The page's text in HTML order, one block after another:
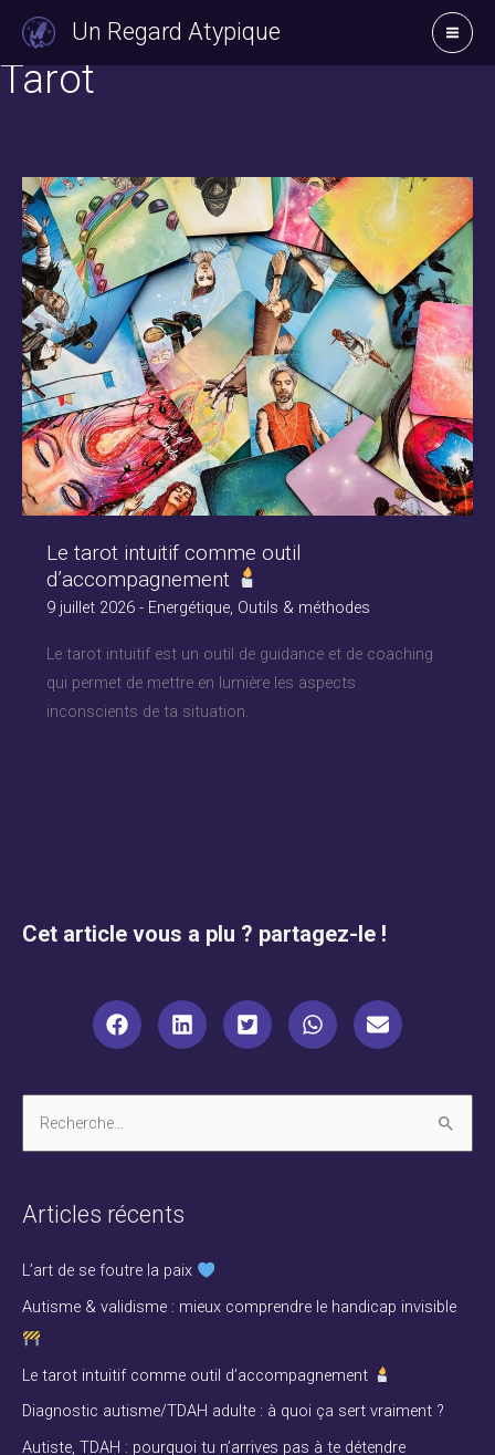
contenu
Un Regard Atypique
Tarot
Le tarot intuitif comme outil
d’accompagnement
9 juillet 2026 - Energétique, Outils & méthodes
Le tarot intuitif est un outil de guidance et de coaching
qui permet de mettre en lumière les aspects
inconscients de ta situation.
Cet article vous a plu ? partagez-le !
h
h
e
r
Articles récents
L’art de se foutre la paix
Autisme & validisme : mieux comprendre le handicap invisible
Le tarot intuitif comme outil d’accompagnement
Diagnostic autisme/TDAH adulte : à quoi ça sert vraiment ?
Autiste, TDAH : pourquoi tu n’arrives pas à te détendre